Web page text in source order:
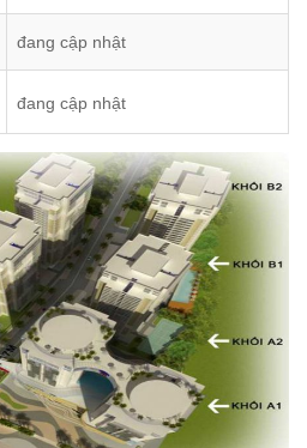
đang cập nhật
đang cập nhật